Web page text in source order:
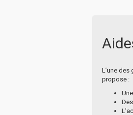
L’une
propose :
Une
Des